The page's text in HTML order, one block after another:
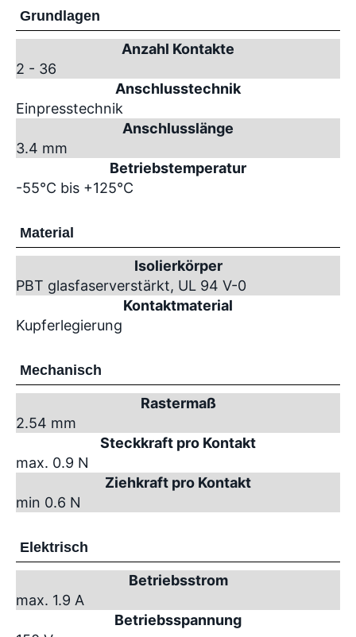
Grundlagen
Anzahl Kontakte
2 - 36
Anschlusstechnik
Einpresstechnik
Anschlusslänge
3.4 mm
Betriebstemperatur
-55°C bis +125°C
Material
Isolierkörper
PBT glasfaserverstärkt, UL 94 V-0
Kontaktmaterial
Kupferlegierung
Mechanisch
Rastermaß
2.54 mm
Steckkraft pro Kontakt
max. 0.9 N
Ziehkraft pro Kontakt
min 0.6 N
Elektrisch
Betriebsstrom
max. 1.9 A
Betriebsspannung